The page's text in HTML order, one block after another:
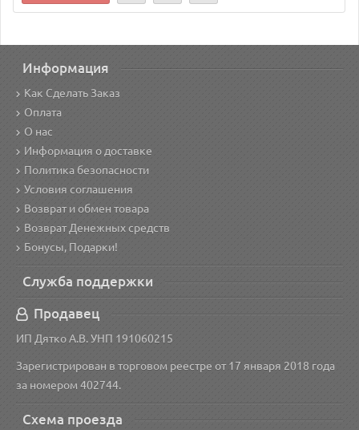
Информация
Как Сделать Заказ
Оплата
О нас
Информация о доставке
Политика безопасности
Условия соглашения
Возврат и обмен товара
Возврат Денежных средств
Бонусы, Подарки!
Служба поддержки
Продавец
ИП Дятко А.В. УНП 191060215
Зарегистрирован в торговом реестре от 17 января 2018 года
за номером 402744.
Схема проезда